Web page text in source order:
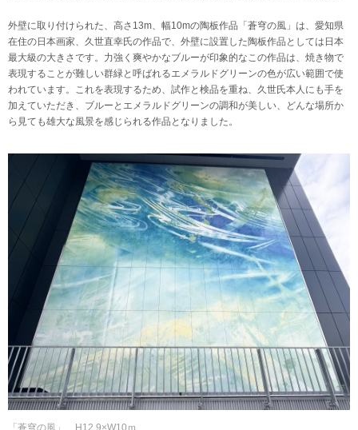
外壁に取り付けられた、高さ13m、幅10mの陶板作品「蒼穹の風」は、愛知県
在住の日本画家、久世直幸氏の作品で、外壁に設置した陶板作品としては日本
最大級の大きさです。力強く爽やかなブルーが印象的なこの作品は、焼き物で
表現することが難しい群緑と呼ばれるエメラルドグリーンの色が広い範囲で使
われています。これを表現するため、試作と検品を重ね、久世氏本人にも手を
加えていただき、ブルーとエメラルドグリーンの調和が美しい、どんな場所か
ら見ても雄大な風景を感じられる作品となりました。
「蒼穹の風」 H12.9×W10ｍ